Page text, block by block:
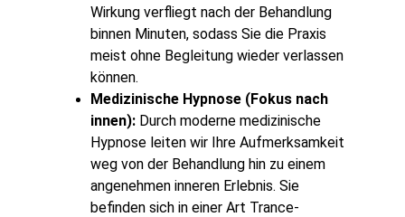
Wirkung verfliegt nach der Behandlung
binnen Minuten, sodass Sie die Praxis
meist ohne Begleitung wieder verlassen
können.
Medizinische Hypnose (Fokus nach
innen): Durch moderne medizinische
Hypnose leiten wir Ihre Aufmerksamkeit
weg von der Behandlung hin zu einem
angenehmen inneren Erlebnis. Sie
befinden sich in einer Art Trance-